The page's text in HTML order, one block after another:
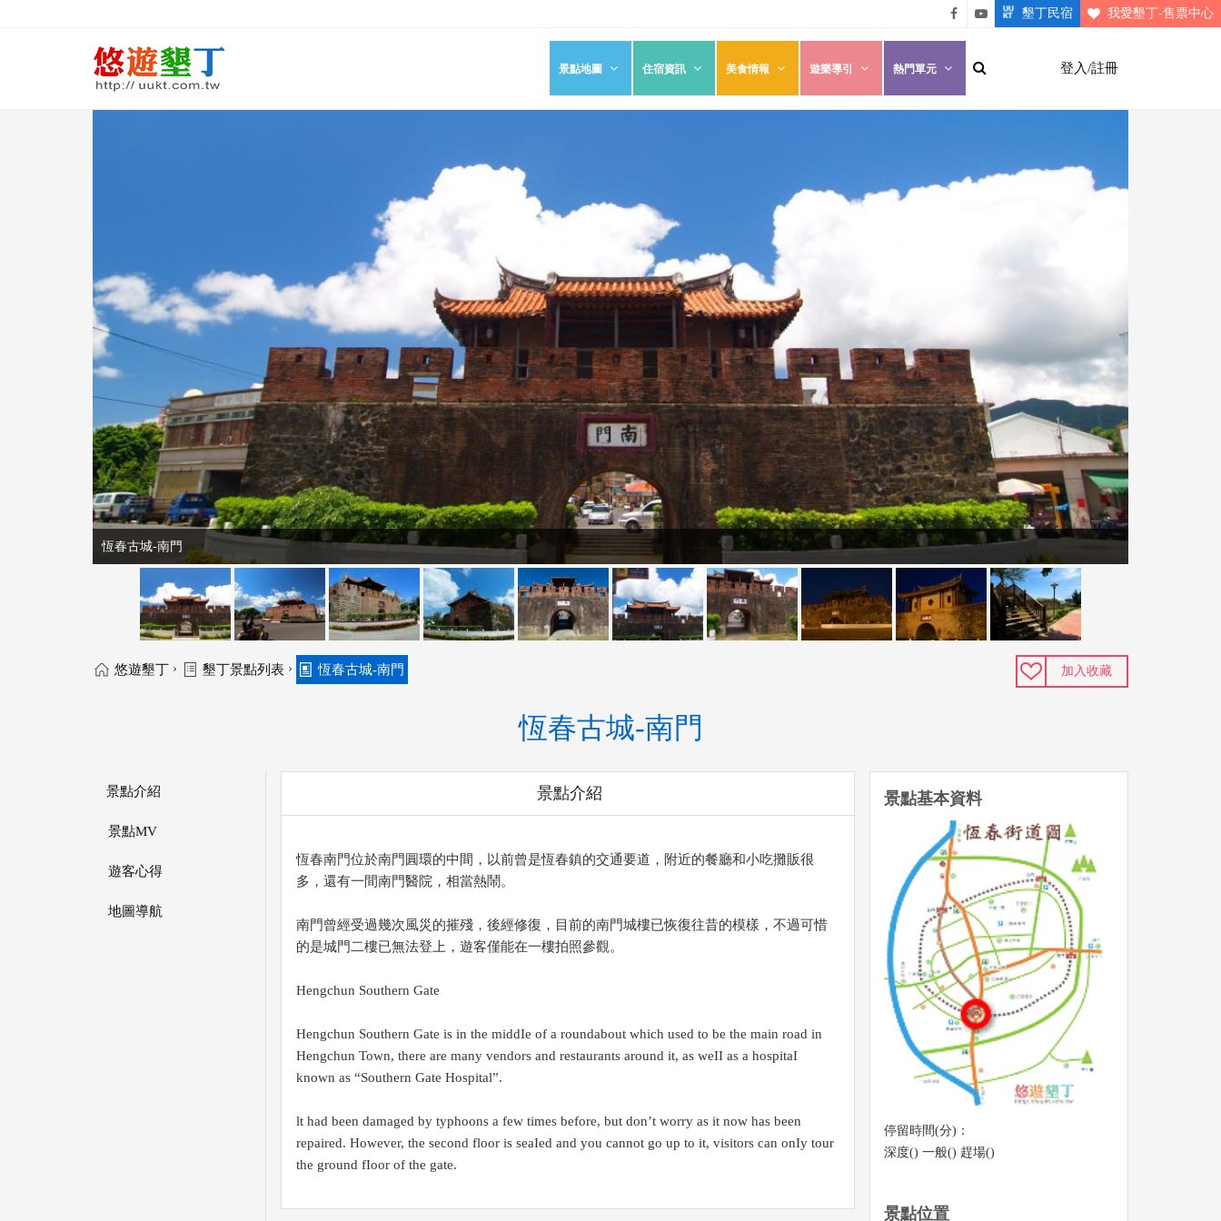
悠遊
墾丁
粉絲
墾丁
墾丁民宿 我愛墾丁-售票中心
登入/註冊
景點地圖 住宿資訊 美食情報 遊樂導引 熱門單元
恆春古城-南門
悠遊墾丁 › 墾丁景點列表 › 恆春古城-南門 加入收藏
恆春古城-南門
景點介紹
景點MV
遊客心得
地圖導航
景點介紹
恆春南門位於南門圓環的中間，以前曾是恆春鎮的交通要道，附近的餐廳和小吃攤販很
多，還有一間南門醫院，相當熱鬧。
南門曾經受過幾次風災的摧殘，後經修復，目前的南門城樓已恢復往昔的模樣，不過可惜
的是城門二樓已無法登上，遊客僅能在一樓拍照參觀。
Hengchun Southern Gate
Hengchun Southern Gate is in the middIe of a roundabout which used to be the main road in
Hengchun Town, there are many vendors and restaurants around it, as weII as a hospitaI
known as “Southern Gate Hospital”.
lt had been damaged by typhoons a few times before, but don’t worry as it now has been
repaired. However, the second floor is seaIed and you cannot go up to it, visitors can onIy tour
the ground fIoor of the gate.
景點基本資料
停留時間(分)：
深度() 一般() 趕場()
景點位置